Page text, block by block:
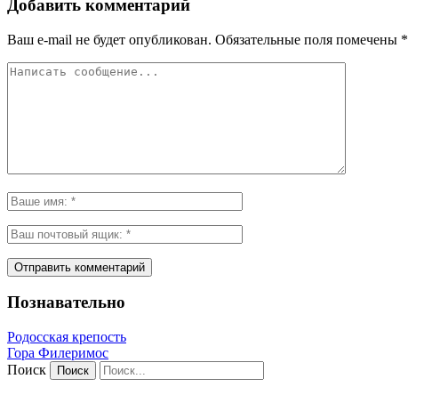
Добавить комментарий
Ваш e-mail не будет опубликован. Обязательные поля помечены *
Познавательно
Родосская крепость
Гора Филеримос
Поиск